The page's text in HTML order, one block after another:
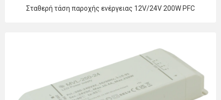
Σταθερή τάση παροχής ενέργειας 12V/24V 200W PFC